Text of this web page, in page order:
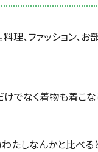
理、ファッション、お
けでなく着物も着こ
しなんかと比べる